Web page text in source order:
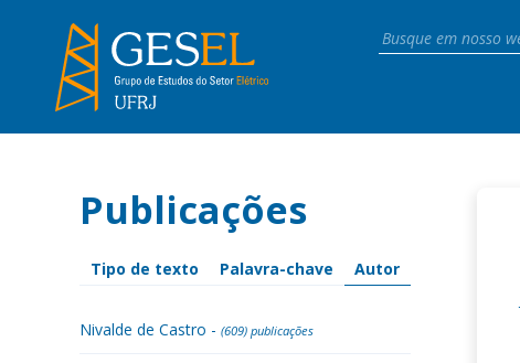
Publicações
Tipo de texto Palavra-chave Autor
Nivalde de Castro - (609) publicações